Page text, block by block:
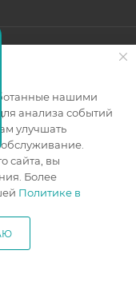
В КОРЗИНУ
нашими
анализа событий
улучшать
сайта, вы
Более
Политике в